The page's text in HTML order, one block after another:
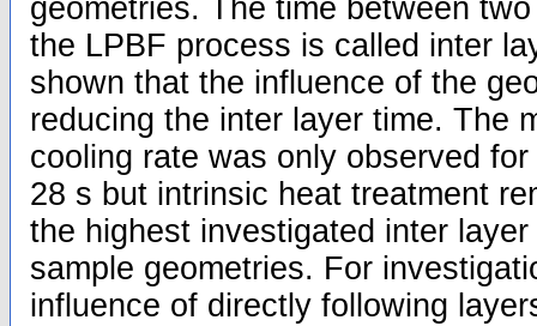
geometries. The time between
the LPBF process is called inter
shown that the influence of the
reducing the inter layer time. The
cooling rate was only observed
28 s but intrinsic heat treatment
the highest investigated inter
sample geometries. For
influence of directly following